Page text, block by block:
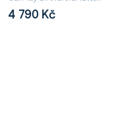
4 790 Kč